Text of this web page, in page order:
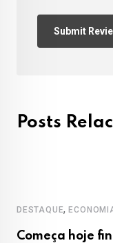
Posts
DESTAQUE,
Começa hoje